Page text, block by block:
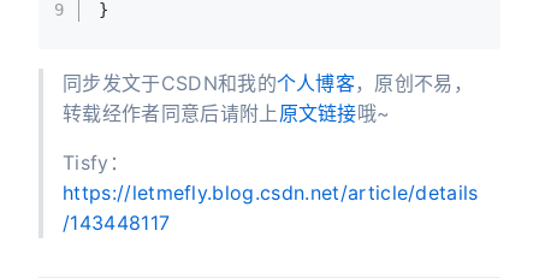
9
}
同步发文于CSDN和我的个人博客，原创不易，
转载经作者同意后请附上 原文链接哦~
Tisfy：
https://letmefly.blog.csdn.net/article/details
/143448117